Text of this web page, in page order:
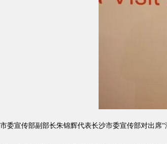
委宣传部副部长朱锦辉代表长沙市委宣传部对出席